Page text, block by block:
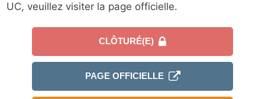
UC, veuillez visiter la page officielle.
CLÔTURÉ(E)
PAGE OFFICIELLE